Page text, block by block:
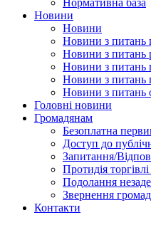
Нормативна база
Новини
Новини
Новини з питань
Новини з питань
Новини з питань
Новини з питань
Новини з питань
Головні новини
Громадянам
Безоплатна
Доступ до
Запитання/
Протидія
Подолання
Звернення
Контакти